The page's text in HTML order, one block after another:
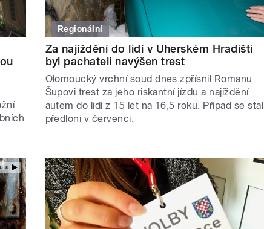
Regionální
Za najíždění do lidí v Uherském Hradišti
byl pachateli navýšen trest
Olomoucký vrchní soud dnes zpřísnil Romanu
Šupovi trest za jeho riskantní jízdu a najíždění
autem do lidí z 15 let na 16,5 roku. Případ se stal
předloni v červenci.